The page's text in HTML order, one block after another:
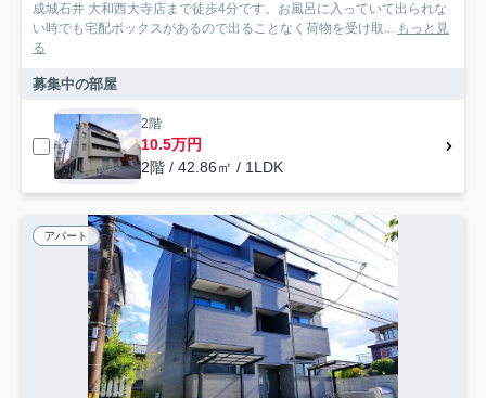
成城石井 大和西大寺店まで徒歩4分です。お風呂に入っていて出られな
い時でも宅配ボックスがあるので出ることなく荷物を受け取... もっと見
る
募集中の部屋
2階
10.5万円
2階 / 42.86㎡ / 1LDK
アパート